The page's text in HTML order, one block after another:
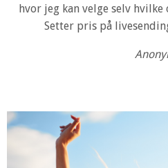
hvor jeg kan velge selv
Setter pris på